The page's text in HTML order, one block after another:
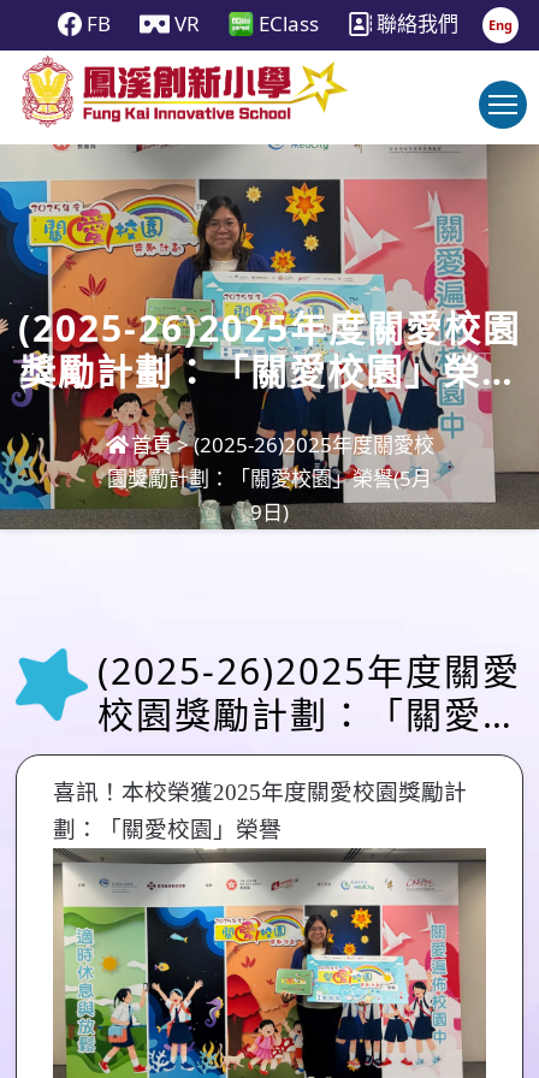
FB VR EClass 聯絡我們 Eng
(2025-26)2025年度關愛校園
獎勵計劃：「關愛校園」榮譽
(5月9日)
首頁>(2025-26)2025年度關愛校
園獎勵計劃：「關愛校園」榮譽(5月
9日)
(2025-26)2025年度關愛
校園獎勵計劃：「關愛校
園」榮譽(5月9日)
喜訊！本校榮獲2025年度關愛校園獎勵計
劃：「關愛校園」榮譽